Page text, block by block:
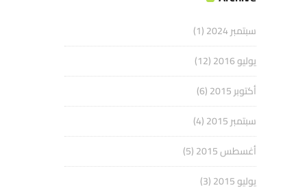
سبتمبر 2024
(1)
يوليو 2016
(12)
أكتوبر 2015
(6)
سبتمبر 2015
(4)
أغسطس 2015
(5)
يوليو 2015
(3)